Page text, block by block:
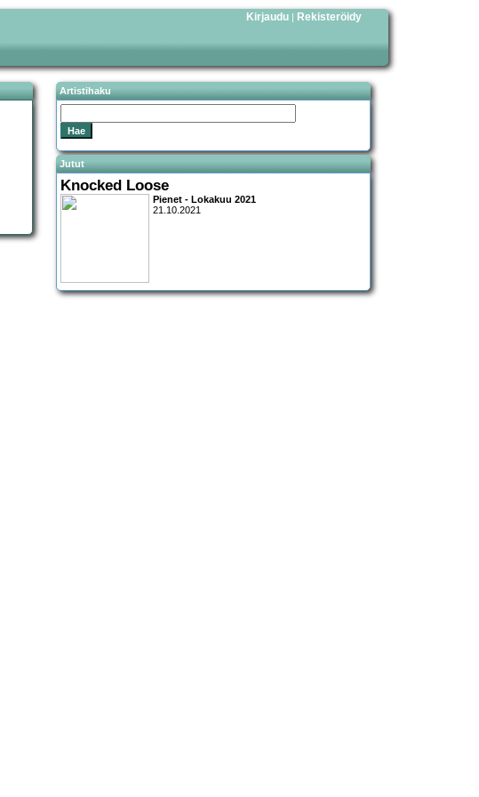
Kirjaudu | Rekisteröidy
Artistihaku
Jutut
Knocked Loose
Pienet - Lokakuu 2021
21.10.2021